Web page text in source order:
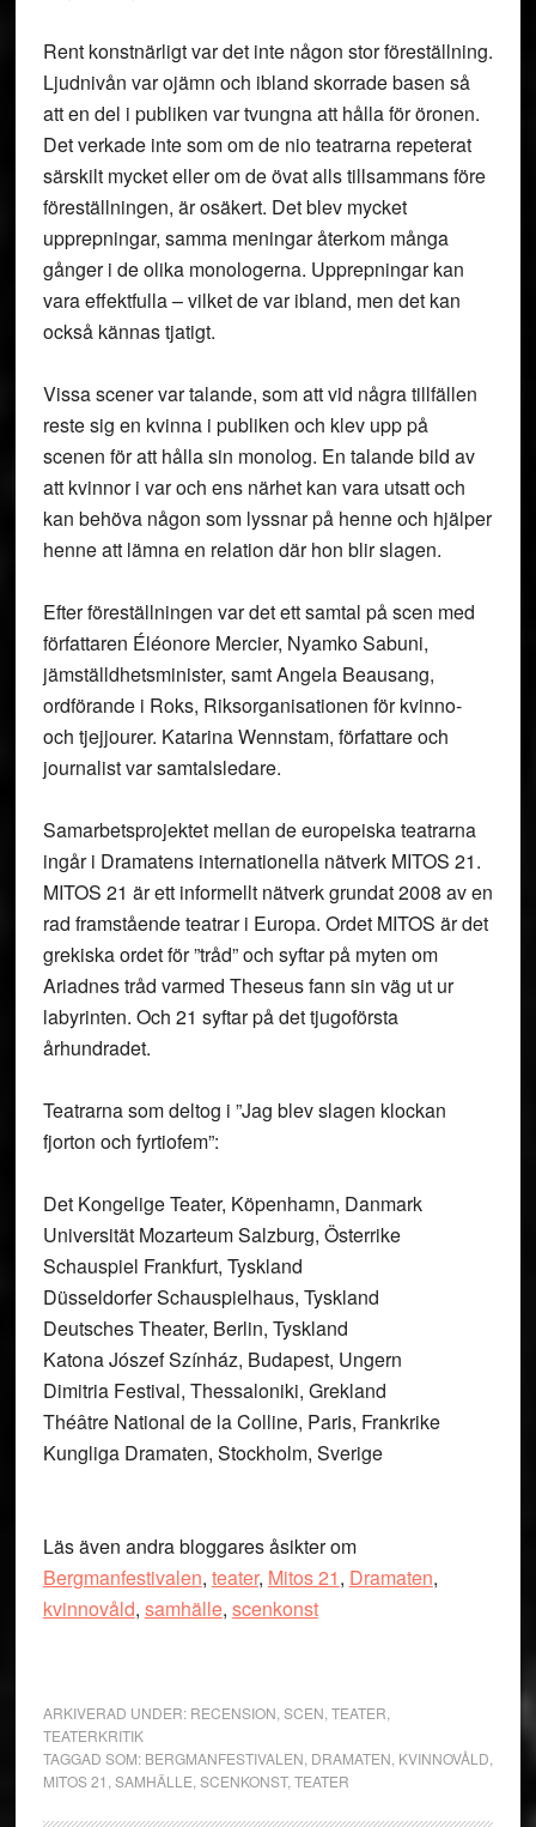
Rent konstnärligt var det inte någon stor föreställning.
Ljudnivån var ojämn och ibland skorrade basen så
att en del i publiken var tvungna att hålla för öronen.
Det verkade inte som om de nio teatrarna repeterat
särskilt mycket eller om de övat alls tillsammans före
föreställningen, är osäkert. Det blev mycket
upprepningar, samma meningar återkom många
gånger i de olika monologerna. Upprepningar kan
vara effektfulla – vilket de var ibland, men det kan
också kännas tjatigt.
Vissa scener var talande, som att vid några tillfällen
reste sig en kvinna i publiken och klev upp på
scenen för att hålla sin monolog. En talande bild av
att kvinnor i var och ens närhet kan vara utsatt och
kan behöva någon som lyssnar på henne och hjälper
henne att lämna en relation där hon blir slagen.
Efter föreställningen var det ett samtal på scen med
författaren Éléonore Mercier, Nyamko Sabuni,
jämställdhetsminister, samt Angela Beausang,
ordförande i Roks, Riksorganisationen för kvinno-
och tjejjourer. Katarina Wennstam, författare och
journalist var samtalsledare.
Samarbetsprojektet mellan de europeiska teatrarna
ingår i Dramatens internationella nätverk MITOS 21.
MITOS 21 är ett informellt nätverk grundat 2008 av en
rad framstående teatrar i Europa. Ordet MITOS är det
grekiska ordet för ”tråd” och syftar på myten om
Ariadnes tråd varmed Theseus fann sin väg ut ur
labyrinten. Och 21 syftar på det tjugoförsta
århundradet.
Teatrarna som deltog i ”Jag blev slagen klockan
fjorton och fyrtiofem”:
Det Kongelige Teater, Köpenhamn, Danmark
Universität Mozarteum Salzburg, Österrike
Schauspiel Frankfurt, Tyskland
Düsseldorfer Schauspielhaus, Tyskland
Deutsches Theater, Berlin, Tyskland
Katona Jószef Színház, Budapest, Ungern
Dimitria Festival, Thessaloniki, Grekland
Théâtre National de la Colline, Paris, Frankrike
Kungliga Dramaten, Stockholm, Sverige
Läs även andra bloggares åsikter om
Bergmanfestivalen, teater, Mitos 21, Dramaten,
kvinnovåld, samhälle, scenkonst
ARKIVERAD UNDER: RECENSION SCEN TEATER
TEATERKRITIK
TAGGAD SOM: BERGMANFESTIVALEN DRAMATEN KVINNOVÅLD
MITOS 21 SAMHÄLLE SCENKONST, TEATER